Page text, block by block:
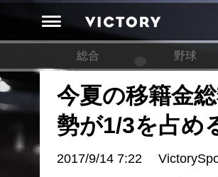
総合 野球
今夏の移籍金
勢が1/3を占め
2017/9/14 7:22